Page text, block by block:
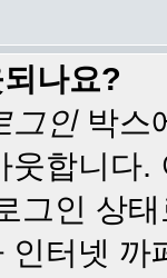
나요?
그인박스
웃합니다
그인 상
인터넷